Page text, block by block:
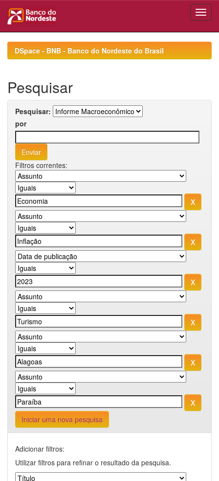
navigationDSpace - BNB - Banco do Nordeste do Brasil
Pesquisar
Pesquisar:
por
Filtros correntes:
Iniciar uma nova pesquisa
Adicionar filtros:
Utilizar filtros para refinar o resultado da pesquisa.